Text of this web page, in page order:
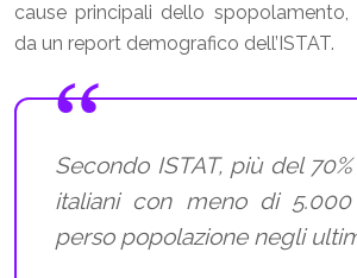
cause principali dello
da un report demografico dell’ISTAT.
Secondo ISTAT, più del
italiani con meno di
perso popolazione negli